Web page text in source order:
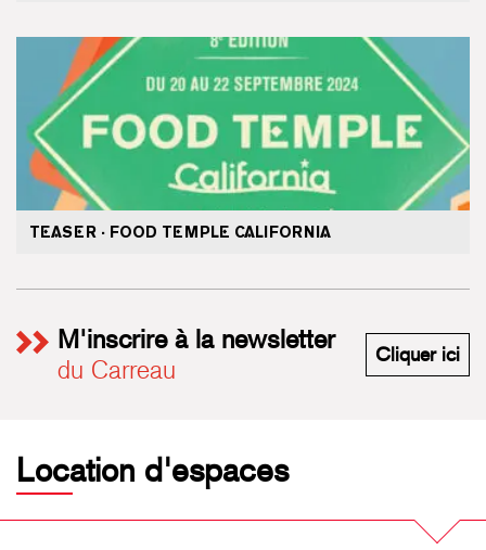
TEASER · FOOD TEMPLE CALIFORNIA
M'inscrire à la newsletter
du Carreau
Cliquer ici
Location d'espaces